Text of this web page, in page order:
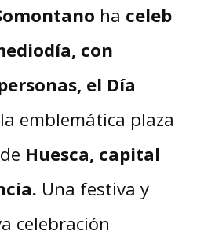
ha celeb
con
el Día
la emblemática plaza
Huesca, capital
Una festiva y
celebración